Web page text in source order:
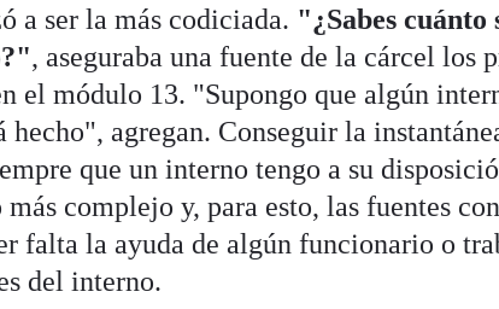
a ser la más codiciada. "¿Sabes cuánto
, aseguraba una fuente de la cárcel los
el módulo 13. "Supongo que algún
agregan. Conseguir la
que un interno tengo a su
complejo y, para esto, las fuentes
falta la ayuda de algún funcionario o
del interno.